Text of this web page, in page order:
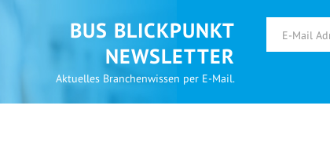
BUS BLICKPUNKT
NEWSLETTER
Aktuelles Branchenwissen per E-Mail.